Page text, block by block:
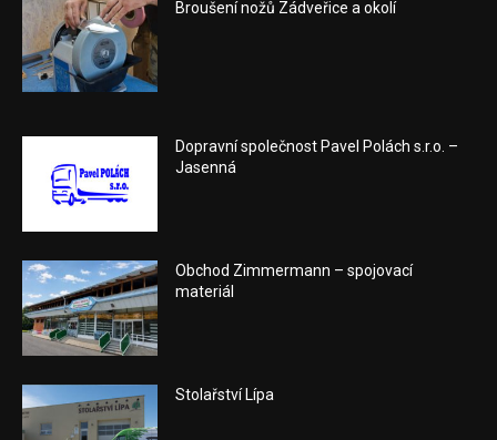
Broušení nožů Zádveřice a okolí
Dopravní společnost Pavel Polách s.r.o. –
Jasenná
Obchod Zimmermann – spojovací
materiál
Stolařství Lípa